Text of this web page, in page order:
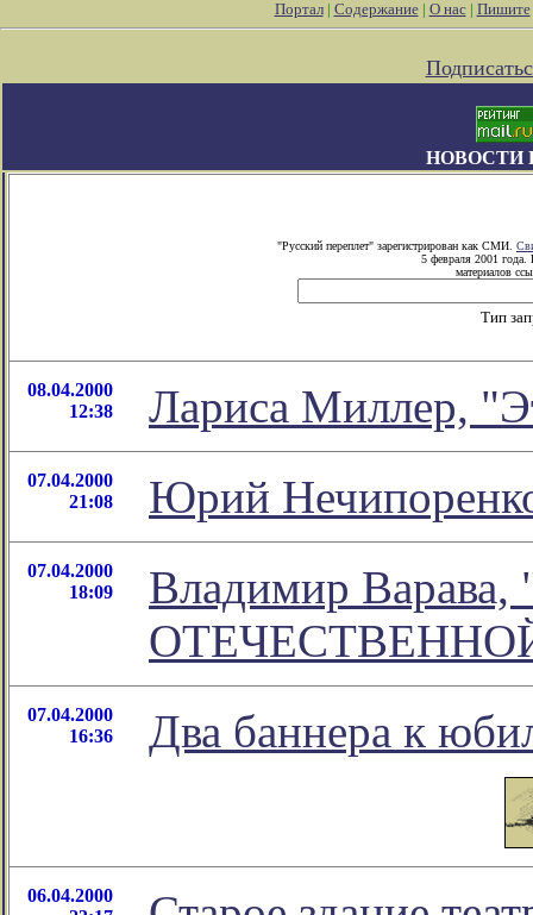
Портал| Содержание| О нас| Пишите
НОВОСТИ
"Русский переплет" зарегистрирован как СМИ.
5 февраля 2001 года.
материалов
Тип
08.04.2000
12:38
Лариса Миллер,
07.04.2000
21:08
Юрий
07.04.2000
18:09
Владимир
07.04.2000
16:36
Два баннера к
06.04.2000